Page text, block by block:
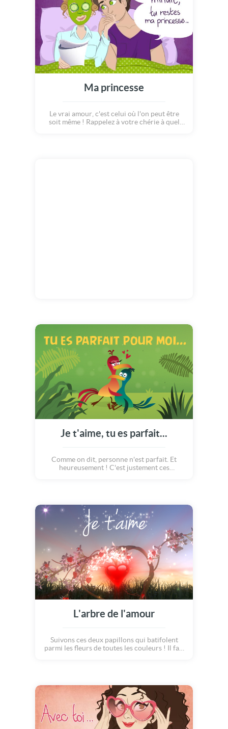
Ma princesse
Le vrai amour, c'est celui où l'on peut être
soit même ! Rappelez à votre chérie à quel
Je t'aime, tu es parfait...
Comme on dit, personne n'est parfait. Et
heureusement ! C'est justement ces
amour, c'est pareil. Ce sont tous les petits
défauts qui rendent une personne UNIQUE !
L'arbre de l'amour
Suivons ces deux papillons qui batifolent
parmi les fleurs de toutes les couleurs ! Il fait
rocher éclairé. De leur union nait un arbre
rempli de fleurs d?amour et de coeurs !! Une
douce façon de déclarer sa flamme à l'être
aimé...